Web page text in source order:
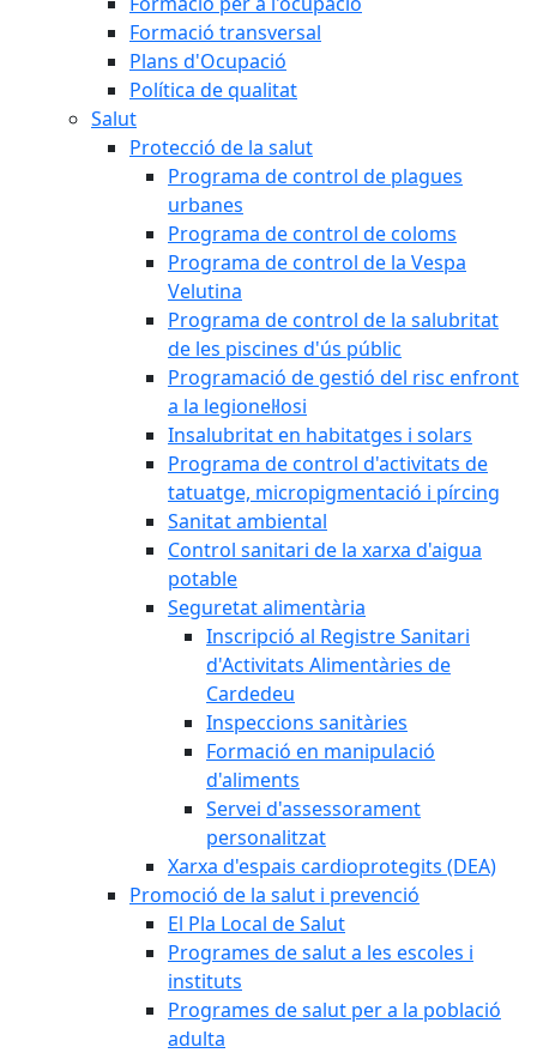
Formació transversal
Plans d'Ocupació
Política de qualitat
Salut
Protecció de la salut
Programa de control de plagues
urbanes
Programa de control de coloms
Programa de control de la Vespa
Velutina
Programa de control de la salubritat
de les piscines d'ús públic
Programació de gestió del risc enfront
a la legionel·losi
Insalubritat en habitatges i solars
Programa de control d'activitats de
tatuatge, micropigmentació i pírcing
Sanitat ambiental
Control sanitari de la xarxa d'aigua
potable
Seguretat alimentària
Inscripció al Registre Sanitari
d'Activitats Alimentàries de
Cardedeu
Inspeccions sanitàries
Formació en manipulació
d'aliments
Servei d'assessorament
personalitzat
Xarxa d'espais cardioprotegits (DEA)
Promoció de la salut i prevenció
El Pla Local de Salut
Programes de salut a les escoles i
instituts
Programes de salut per a la població
adulta